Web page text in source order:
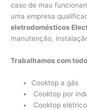
caso de mau
uma empresa
eletrodomésticos
manutenção,
Trabalhamos com
Cooktop a gás
Cooktop por
Cooktop elétrico